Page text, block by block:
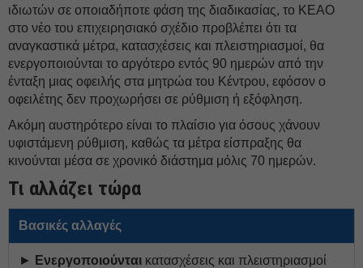
ιδιωτών σε οποιαδήποτε φάση της διαδικασίας, το ΚΕΑΟ
στο νέο του επιχειρησιακό σχέδιο προβλέπει ότι τα
αναγκαστικά μέτρα, κατασχέσεις και πλειστηριασμοί, θα
ενεργοποιούνται το αργότερο εντός 90 ημερών από την
ένταξη μιας οφειλής στα μητρώα του Κέντρου, εφόσον ο
οφειλέτης δεν προχωρήσει σε ρύθμιση ή εξόφληση.
Ακόμη αυστηρότερο είναι το πλαίσιο για όσους χάνουν
υφιστάμενη ρύθμιση, καθώς τα μέτρα είσπραξης θα
κινούνται μέσα σε χρονικό διάστημα μόλις 70 ημερών.
Τι αλλάζει τώρα
Βασικές αλλαγές
► Ενεργοποιούνται κατασχέσεις και πλειστηριασμοί